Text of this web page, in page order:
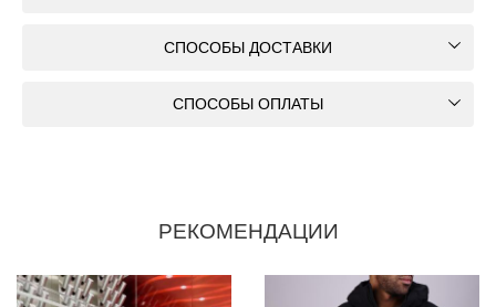
СПОСОБЫ ДОСТАВКИ
СПОСОБЫ ОПЛАТЫ
РЕКОМЕНДАЦИИ